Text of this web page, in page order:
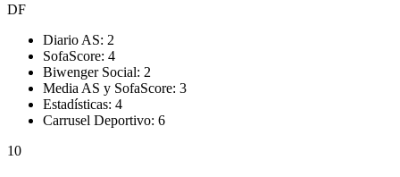
DF
Diario AS: 2
SofaScore: 4
Biwenger Social: 2
Media AS y SofaScore: 3
Estadísticas: 4
Carrusel Deportivo: 6
10